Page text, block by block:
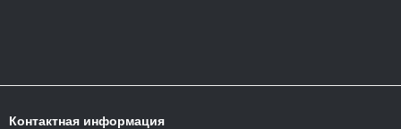
Контактная информация